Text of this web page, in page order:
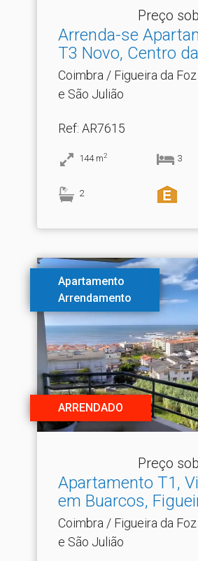
Preço
Arrenda-se
T3 Novo, Centro
Coimbra / Figueira da
e São Julião
Ref: AR7615
144 m2 3
2
Apartamento
Arrendamento
ARRENDADO
Preço
Apartamento T1,
em Buarcos,
Coimbra / Figueira da
e São Julião